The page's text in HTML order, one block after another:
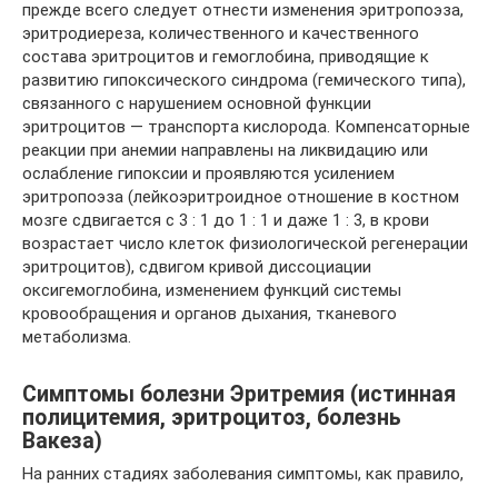
прежде всего следует отнести изменения эритропоэза,
эритродиереза, количественного и качественного
состава эритроцитов и гемоглобина, приводящие к
развитию гипоксического синдрома (гемического типа),
связанного с нарушением основной функции
эритроцитов — транспорта кислорода. Компенсаторные
реакции при анемии направлены на ликвидацию или
ослабление гипоксии и проявляются усилением
эритропоэза (лейкоэритроидное отношение в костном
мозге сдвигается с 3 : 1 до 1 : 1 и даже 1 : 3, в крови
возрастает число клеток физиологической регенерации
эритроцитов), сдвигом кривой диссоциации
оксигемоглобина, изменением функций системы
кровообращения и органов дыхания, тканевого
метаболизма.
Симптомы болезни Эритремия (истинная
полицитемия, эритроцитоз, болезнь
Вакеза)
На ранних стадиях заболевания симптомы, как правило,